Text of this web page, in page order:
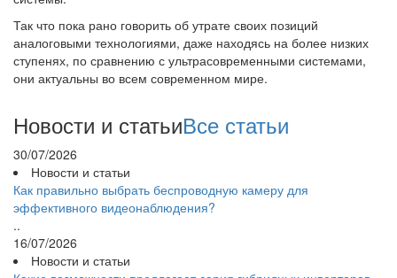
Так что пока рано говорить об утрате своих позиций
аналоговыми технологиями, даже находясь на более низких
ступенях, по сравнению с ультрасовременными системами,
они актуальны во всем современном мире.
Новости и статьиВсе статьи
30/07/2026
Новости и статьи
Как правильно выбрать беспроводную камеру для
эффективного видеонаблюдения?
..
16/07/2026
Новости и статьи